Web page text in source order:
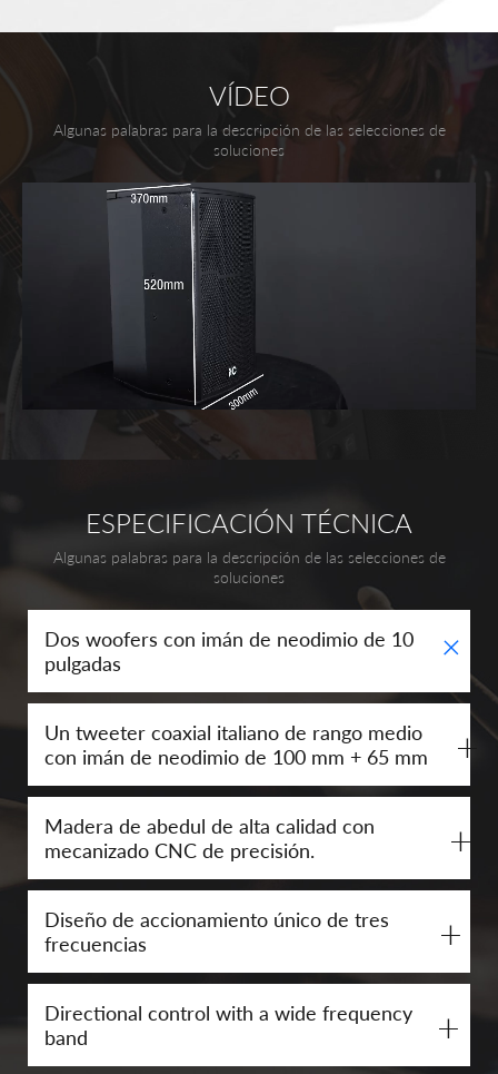
VÍDEO
Algunas palabras para la descripción de las selecciones de
soluciones
ESPECIFICACIÓN TÉCNICA
Algunas palabras para la descripción de las selecciones de
soluciones
Dos woofers con imán de neodimio de 10
pulgadas
+
Un tweeter coaxial italiano de rango medio
con imán de neodimio de 100 mm + 65 mm
+
Madera de abedul de alta calidad con
mecanizado CNC de precisión.
+
Diseño de accionamiento único de tres
frecuencias
+
Directional control with a wide frequency
band
+